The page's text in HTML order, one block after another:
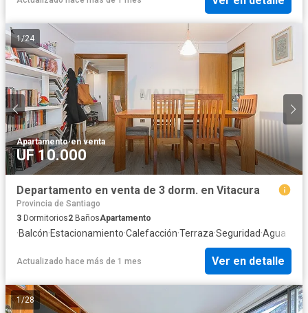
1/24
Apartamento·en venta
UF 10.000
Departamento en venta de 3 dorm. en Vitacura
Provincia de Santiago
3 Dormitorios2 BañosApartamento
·Balcón·Estacionamiento·Calefacción·Terraza·Seguridad·Agua
Actualizado hace más de 1 mes Ver en detalle
1 /28